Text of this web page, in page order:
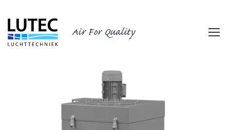
Air For Quality